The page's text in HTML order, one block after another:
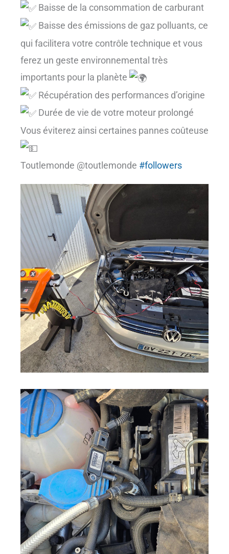
Baisse de la consommation de carburant
Baisse des émissions de gaz polluants, ce
qui facilitera votre contrôle technique et vous
ferez un geste environnemental très
importants pour la planète
Récupération des performances d’origine
Durée de vie de votre moteur prolongé
Vous éviterez ainsi certaines pannes coûteuse
Toutlemonde @toutlemonde #followers